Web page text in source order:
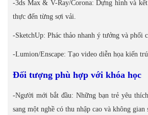
-3ds Max & V-Ray/Corona: Dựng hình và
thực đến từng sợi vải.
-SketchUp: Phác thảo nhanh ý tưởng và phối
-Lumion/Enscape: Tạo video diễn họa kiến
Đối tượng phù hợp với khóa học
-Người mới bắt đầu: Những bạn trẻ yêu
sang một nghề có thu nhập cao và không gian